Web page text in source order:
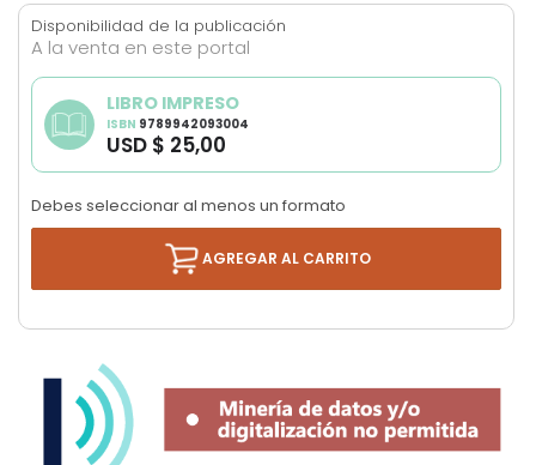
to
the
beginning
of
the
images
gallery
Disponibilidad de la publicación
A la venta en este portal
LIBRO IMPRESO
ISBN 9789942093004
USD $ 25,00
Debes seleccionar al menos un formato
AGREGAR AL CARRITO